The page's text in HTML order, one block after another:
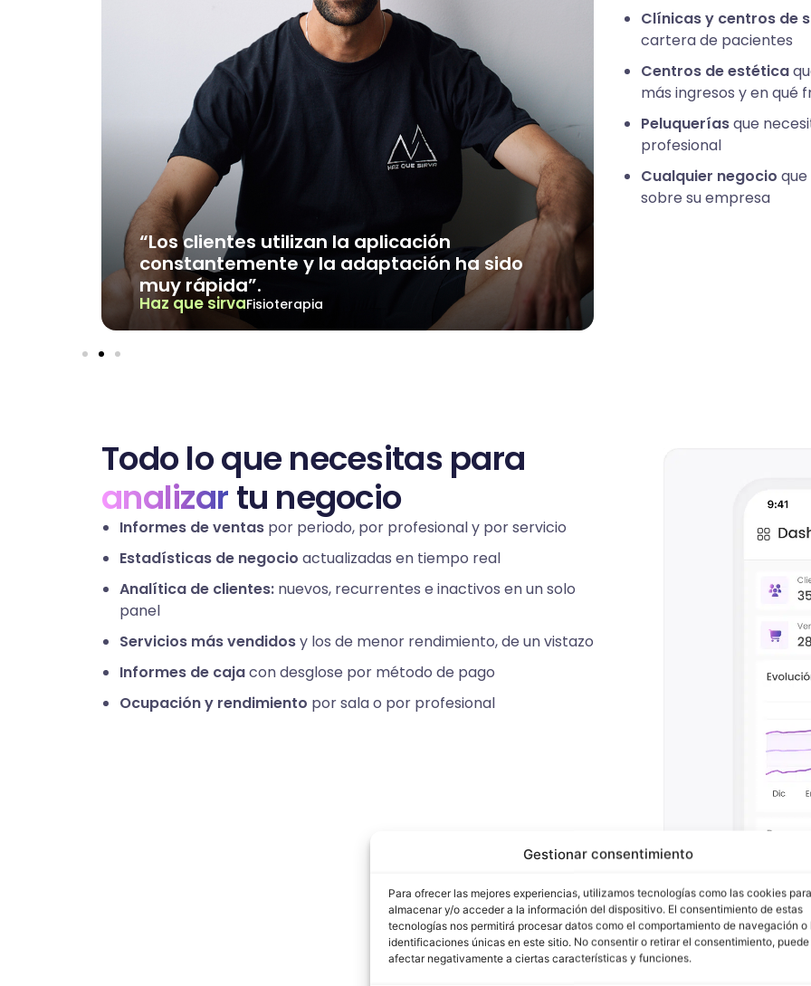
Gestionar consentimiento
Para ofrecer las mejores experiencias, utilizamos tecnologías como las cookies para
almacenar y/o acceder a la información del dispositivo. El consentimiento de estas
tecnologías nos permitirá procesar datos como el comportamiento de navegación o
identificaciones únicas en este sitio. No consentir o retirar el consentimiento, puede
afectar negativamente a ciertas características y funciones.
“Los clientes utilizan la aplicación
constantemente y la adaptación ha sido
muy rápida”.
Haz que sirvaFisioterapia
Clínicas y centros de
cartera de pacientes
Centros de estética
más ingresos y en qué
Peluqueríasque
profesional
Cualquier negocio
sobre su empresa
Todo lo que necesitas para
analizartu negocio
Informes de ventas por periodo, por profesional y por servicio
Estadísticas de negocio actualizadas en tiempo real
Analítica de clientes: nuevos, recurrentes e inactivos en un solo
panel
Servicios más vendidosy los de menor rendimiento, de un vistazo
Informes de cajacon desglose por método de pago
Ocupación y rendimiento por sala o por profesional